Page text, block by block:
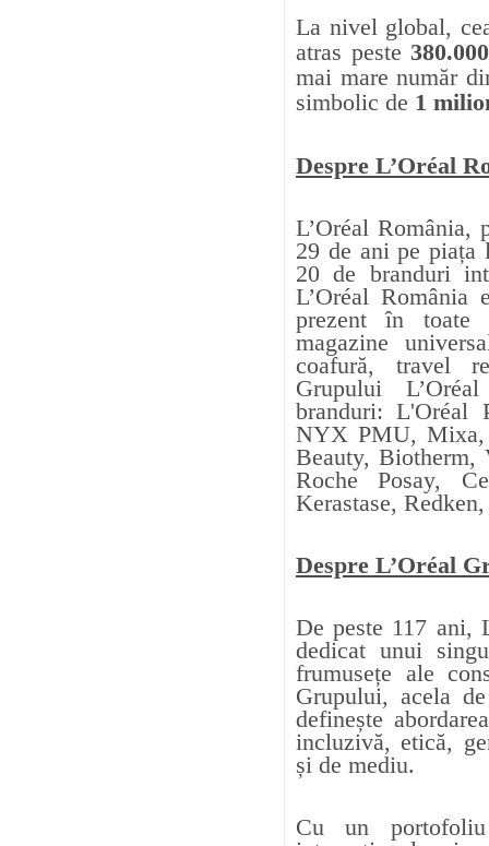
La nivel global,
atras peste
mai mare număr
simbolic de 1
Despre L’Oréal
L’Oréal România,
29 de ani pe piața
20 de branduri
L’Oréal România
prezent în toate
magazine
coafură, travel
Grupului
branduri: L'Oréal
NYX PMU, Mixa,
Beauty, Biotherm,
Roche Posay,
Kerastase,
Despre L’Oréal
De peste 117 ani,
dedicat unui
frumusețe ale
Grupului, acela
definește
incluzivă, etică,
și de mediu.
Cu un